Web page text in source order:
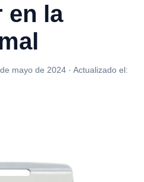
en la
mayo de 2024 · Actualizado el: